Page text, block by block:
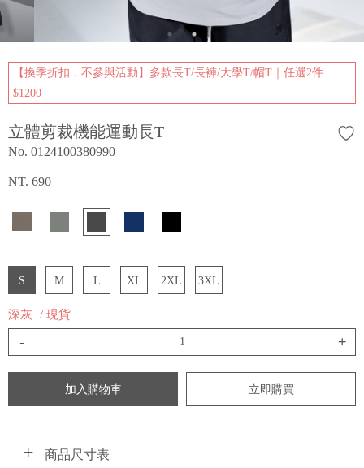
【換季折扣．不參與活動】多款長T/長褲/大學T/帽T｜任選2件
$1200
立體剪裁機能運動長T
No. 0124100380990
NT. 690
S M L XL 2XL 3XL
深灰 / 現貨
- +
加入購物車 立即購買
商品尺寸表